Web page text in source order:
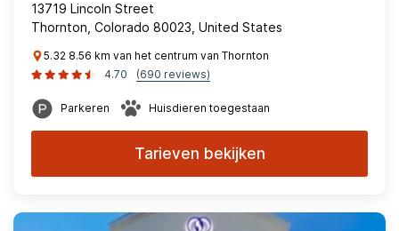
13719 Lincoln Street
Thornton, Colorado 80023, United States
5.32 8.56 km van het centrum van Thornton
4.70
(690 reviews)
Parkeren Huisdieren toegestaan
Tarieven bekijken